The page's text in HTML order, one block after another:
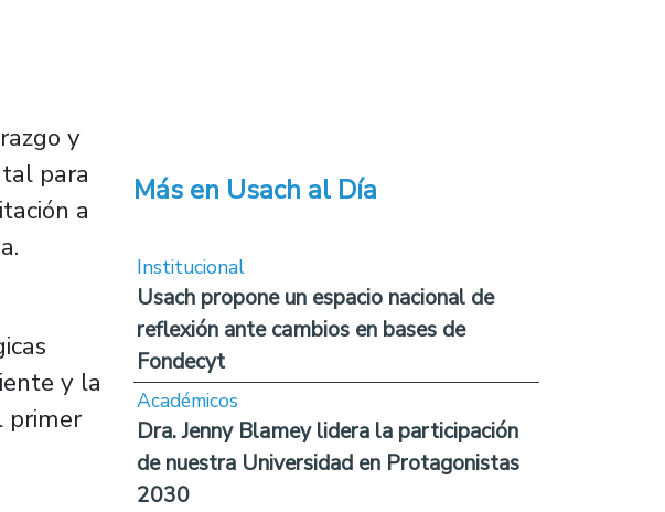
y
para
a
y la
primer
Más en Usach al Día
Institucional
Usach propone un espacio nacional de
reflexión ante cambios en bases de
Fondecyt
Académicos
Dra. Jenny Blamey lidera la participación
de nuestra Universidad en Protagonistas
2030